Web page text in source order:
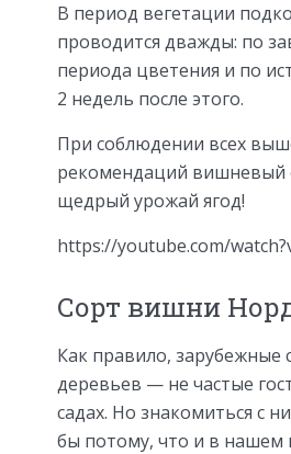
В период вегетации
проводится дважды: по
периода цветения и по
2 недель после этого.
При соблюдении всех
рекомендаций вишневый
щедрый урожай ягод!
https://youtube.com/
Сорт вишни
Как правило, зарубежные
деревьев — не частые
садах. Но знакомиться с
бы потому, что и в нашем